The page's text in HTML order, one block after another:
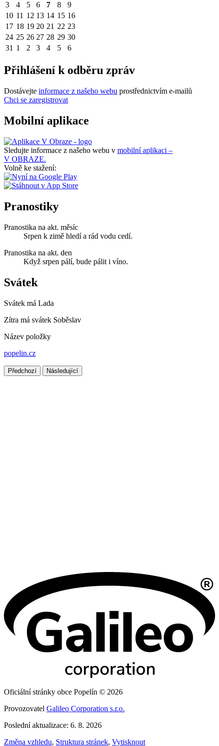
3
4 5 6 7 8
9
10 11 12 13 14 15 16
17 18 19 20 21 22 23
24 25 26 27 28 29 30
31 1 2 3 4 5 6
Přihlášení k odběru zpráv
Dostávejte informace z našeho webu prostřednictvím e-mailů
Chci se zaregistrovat
Mobilní aplikace
Sledujte informace z našeho webu v mobilní aplikaci –
V OBRAZE.
Volně ke stažení:
Pranostiky
Pranostika na akt. měsíc
Srpen k zimě hledí a rád vodu cedí.
Pranostika na akt. den
Když srpen pálí, bude pálit i víno.
Svátek
Svátek má Lada
Zítra má svátek Soběslav
Název položky
popelin.cz
Předchozí Následující
Oficiální stránky obce Popelín © 2026
Provozovatel Galileo Corporation s.r.o.
Poslední aktualizace: 6. 8. 2026
Změna vzhledu, Struktura stránek, Vytisknout